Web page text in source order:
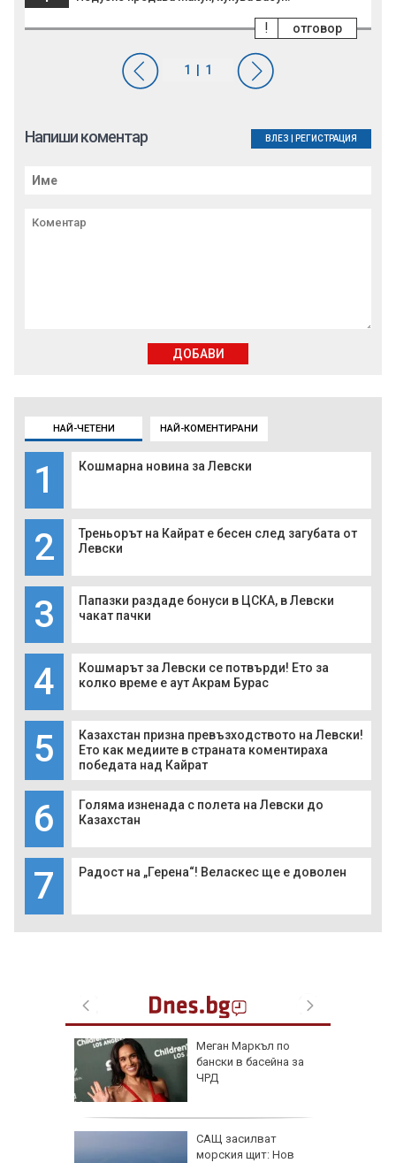
НАЙ-ЧЕТЕНИ НАЙ-КОМЕНТИРАНИ
1 Кошмарна новина за Левски
2
Треньорът на Кайрат е бесен след загубата от
Левски
3
Папазки раздаде бонуси в ЦСКА, в Левски
чакат пачки
4
Кошмарът за Левски се потвърди! Ето за
колко време е аут Акрам Бурас
5
Казахстан призна превъзходството на Левски!
Ето как медиите в страната коментираха
победата над Кайрат
6
Голяма изненада с полета на Левски до
Казахстан
7 Радост на „Герена“! Веласкес ще е доволен
Меган Маркъл по
бански в басейна за
ЧРД
САЩ засилват
морския щит: Нов
отговор
!
Напиши коментар ВЛЕЗ РЕГИСТРАЦИЯ
ДОБАВИ